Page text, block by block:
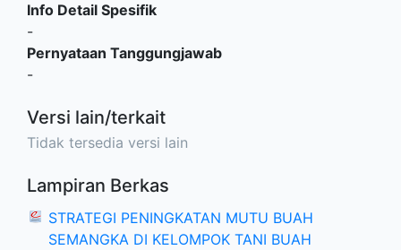
Info Detail Spesifik
-
Pernyataan Tanggungjawab
-
Versi lain/terkait
Tidak tersedia versi lain
Lampiran Berkas
STRATEGI PENINGKATAN MUTU BUAH
SEMANGKA DI KELOMPOK TANI BUAH